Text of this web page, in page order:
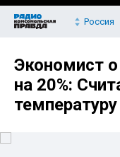
Россия
Экономист
на 20%: